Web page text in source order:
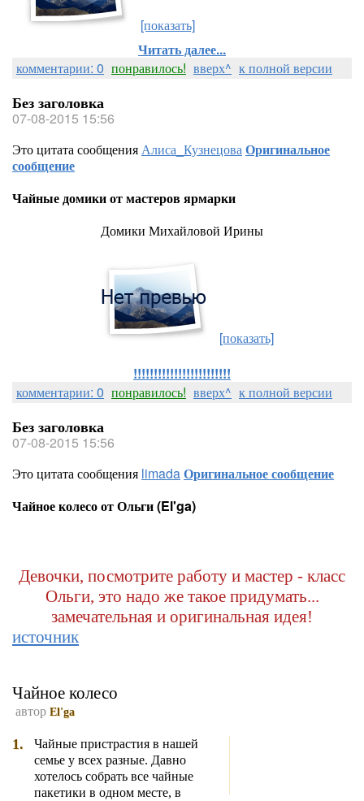
[показать]
Читать далее...
комментарии: 0 понравилось! вверх^ к полной версии
Без заголовка
07-08-2015 15:56
Это цитата сообщенияАлиса_КузнецоваОригинальное
сообщение
Чайные домики от мастеров ярмарки
Домики Михайловой Ирины
[показать]
!!!!!!!!!!!!!!!!!!!!!!!!
комментарии: 0 понравилось! вверх^ к полной версии
Без заголовка
07-08-2015 15:56
Это цитата сообщения limadaОригинальное сообщение
Чайное колесо от Ольги (El'ga)
Девочки, посмотрите работу и мастер - класс
Ольги, это надо же такое придумать...
замечательная и оригинальная идея!
источник
Чайное колесо
автор El'ga
1.
Чайные пристрастия в нашей
семье у всех разные. Давно
хотелось собрать все чайные
пакетики в одном месте, в